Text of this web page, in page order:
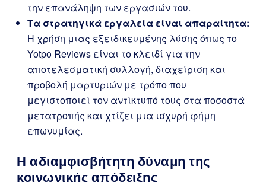
την επανάληψη των εργασιών του.
Τα στρατηγικά εργαλεία είναι απαραίτητα:
Η χρήση μιας εξειδικευμένης λύσης όπως το
Yotpo Reviews είναι το κλειδί για την
αποτελεσματική συλλογή, διαχείριση και
προβολή μαρτυριών με τρόπο που
μεγιστοποιεί τον αντίκτυπό τους στα ποσοστά
μετατροπής και χτίζει μια ισχυρή φήμη
επωνυμίας.
Η αδιαμφισβήτητη δύναμη της
κοινωνικής απόδειξης